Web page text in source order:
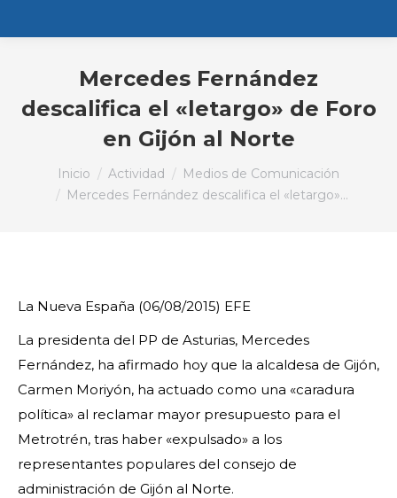
Mercedes Fernández
descalifica el «letargo» de Foro
en Gijón al Norte
Inicio Actividad
Medios de Comunicación
Mercedes Fernández descalifica el «letargo»…
La Nueva España (06/08/2015) EFE
La presidenta del PP de Asturias, Mercedes
Fernández, ha afirmado hoy que la alcaldesa de Gijón,
Carmen Moriyón, ha actuado como una «caradura
política» al reclamar mayor presupuesto para el
Metrotrén, tras haber «expulsado» a los
representantes populares del consejo de
administración de Gijón al Norte.